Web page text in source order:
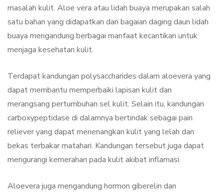
masalah kulit. Aloe vera atau lidah buaya merupakan salah
satu bahan yang didapatkan dari bagaian daging daun lidah
buaya mengandung berbagai manfaat kecantikan untuk
menjaga kesehatan kulit.
Terdapat kandungan polysaccharides dalam aloevera yang
dapat membantu memperbaiki lapisan kulit dan
merangsang pertumbuhan sel kulit. Selain itu, kandungan
carboxypeptidase di dalamnya bertindak sebagai pain
reliever yang dapat menenangkan kulit yang lelah dan
bekas terbakar matahari. Kandungan tersebut juga dapat
mengurangi kemerahan pada kulit akibat inflamasi.
Aloevera juga mengandung hormon giberelin dan